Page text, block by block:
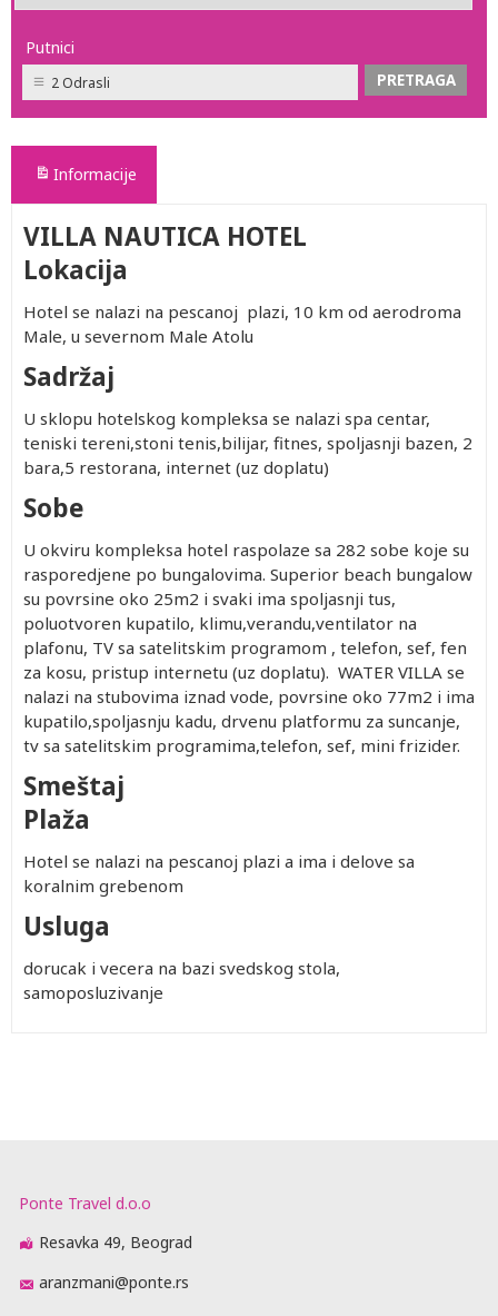
Putnici
2 Odrasli
Informacije
VILLA NAUTICA HOTEL
Lokacija
Hotel se nalazi na pescanoj plazi, 10 km od aerodroma
Male, u severnom Male Atolu
Sadržaj
U sklopu hotelskog kompleksa se nalazi spa centar,
teniski tereni,stoni tenis,bilijar, fitnes, spoljasnji bazen, 2
bara,5 restorana, internet (uz doplatu)
Sobe
U okviru kompleksa hotel raspolaze sa 282 sobe koje su
rasporedjene po bungalovima. Superior beach bungalow
su povrsine oko 25m2 i svaki ima spoljasnji tus,
poluotvoren kupatilo, klimu,verandu,ventilator na
plafonu, TV sa satelitskim programom , telefon, sef, fen
za kosu, pristup internetu (uz doplatu). WATER VILLA se
nalazi na stubovima iznad vode, povrsine oko 77m2 i ima
kupatilo,spoljasnju kadu, drvenu platformu za suncanje,
tv sa satelitskim programima,telefon, sef, mini frizider.
Smeštaj
Plaža
Hotel se nalazi na pescanoj plazi a ima i delove sa
koralnim grebenom
Usluga
dorucak i vecera na bazi svedskog stola,
samoposluzivanje
Ponte Travel d.o.o
Resavka 49, Beograd
aranzmani@ponte.rs